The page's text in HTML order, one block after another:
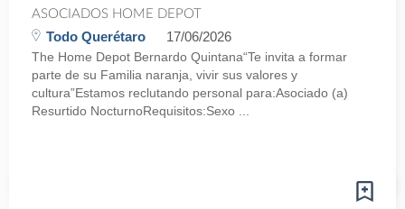
ASOCIADOS HOME DEPOT
Todo Querétaro 17/06/2026
The Home Depot Bernardo Quintana“Te invita a formar
parte de su Familia naranja, vivir sus valores y
cultura”Estamos reclutando personal para:Asociado (a)
Resurtido NocturnoRequisitos:Sexo ...